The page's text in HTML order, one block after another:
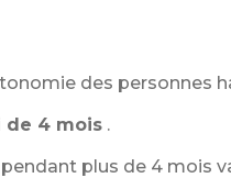
des personnes
de 4 mois .
pendant plus de 4 mois